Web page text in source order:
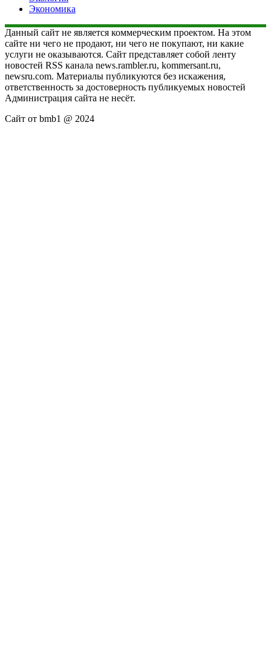
Экономика
Данный сайт не является коммерческим проектом. На этом
сайте ни чего не продают, ни чего не покупают, ни какие
услуги не оказываются. Сайт представляет собой ленту
новостей RSS канала news.rambler.ru, kommersant.ru,
newsru.com. Материалы публикуются без искажения,
ответственность за достоверность публикуемых новостей
Администрация сайта не несёт.
Сайт от bmb1 @ 2024